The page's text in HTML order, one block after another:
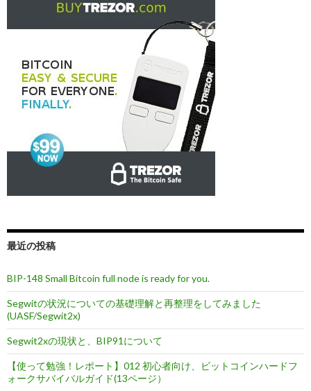
最近の投稿
BIP-148 Small Bitcoin full node is ready for you.
Segwitの状況についての基礎理解と再整理をしてみました
(UASF/Segwit2x)
Segwit2xの現状と、BIP91について
【使って勉強！レポート】012 初心者向け、ビットコインハードフ
ォークサバイバルガイド(13ページ）